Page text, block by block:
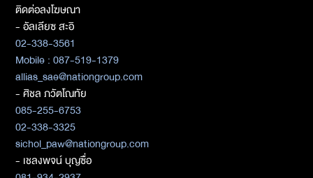
ติดต่อลงโฆษณา
- อัลเลียซ สะอิ
02-338-3561
Mobile : 087-519-1379
allias_sae@nationgroup.com
- ศิชล ภวัตโณทัย
085-255-6753
02-338-3325
sichol_paw@nationgroup.com
- เชลงพจน์ บุญซื่อ